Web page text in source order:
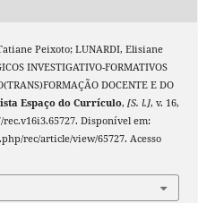
Peixoto; LUNARDI, Elisiane
INVESTIGATIVO-FORMATIVOS
DOCENTE E DO
Espaço do Currículo, [S. l.], v. 16,
rec.v16i3.65727. Disponível em:
rec/article/view/65727. Acesso